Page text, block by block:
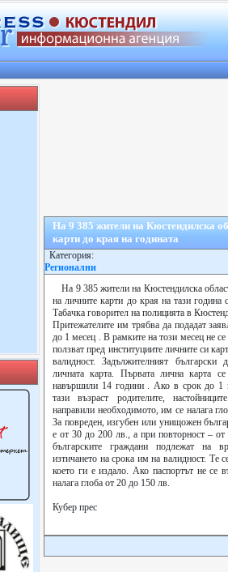
На 9 385 жители на Кюстендилска
карти до края на годината
Категория:
Регионални
На 9 385 жители на Кюстендилска
на личните карти до края на тази година
Табачка говорител на полицията в
Притежателите им трябва да подадат
до 1 месец . В рамките на този месец не
ползват пред институциите личните си
валидност. Задължителният
личната карта. Първата лична карта
навършили 14 години . Ако в срок до 1
тази възраст родителите,
направили необходимото, им се налага
За повреден, изгубен или унищожен
е от 30 до 200 лв., а при повторност –
българските граждани подлежат на
изтичането на срока им на валидност. Те
което ги е издало. Ако паспортът не се
налага глоба от 20 до 150 лв.
Кубер прес